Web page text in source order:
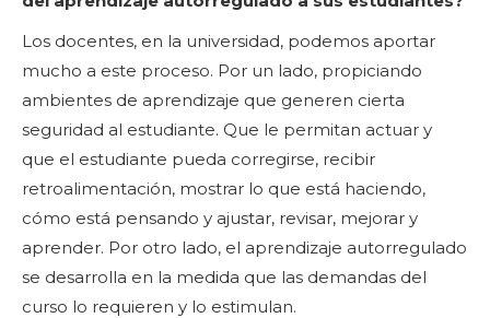
Los docentes, en la universidad, podemos aportar
mucho a este proceso. Por un lado, propiciando
ambientes de aprendizaje que generen cierta
seguridad al estudiante. Que le permitan actuar y
que el estudiante pueda corregirse, recibir
retroalimentación, mostrar lo que está haciendo,
cómo está pensando y ajustar, revisar, mejorar y
aprender. Por otro lado, el aprendizaje autorregulado
se desarrolla en la medida que las demandas del
curso lo requieren y lo estimulan.